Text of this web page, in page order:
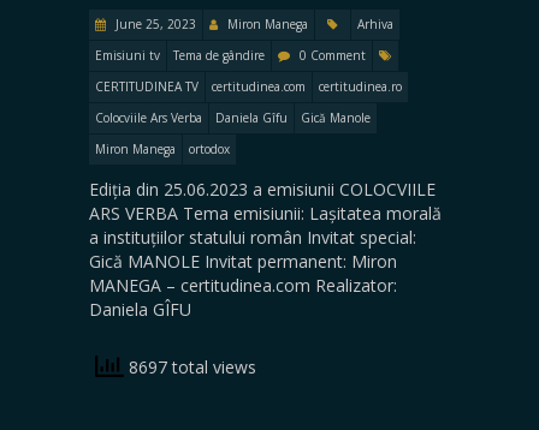
June 25, 2023 Miron Manega
Arhiva
Emisiuni tv
Tema de gândire
0 Comment
CERTITUDINEA TV
certitudinea.com
certitudinea.ro
Colocviile Ars Verba
Daniela Gîfu
Gică Manole
Miron Manega
ortodox
Ediția din 25.06.2023 a emisiunii COLOCVIILE
ARS VERBA Tema emisiunii: Lașitatea morală
a instituțiilor statului român Invitat special:
Gică MANOLE Invitat permanent: Miron
MANEGA – certitudinea.com Realizator:
Daniela GÎFU
8697 total views